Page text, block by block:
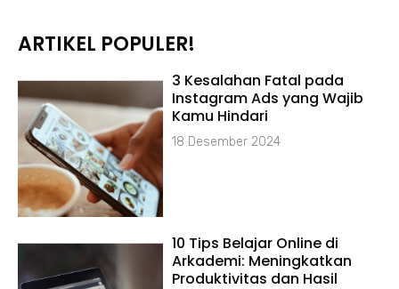
ARTIKEL POPULER!
3 Kesalahan Fatal pada
Instagram Ads yang Wajib
Kamu Hindari
18 Desember 2024
10 Tips Belajar Online di
Arkademi: Meningkatkan
Produktivitas dan Hasil